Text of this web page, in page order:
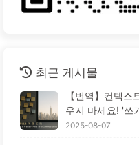
최근 게시물
【번역】컨텍
우지 마세요! '쓰
란을 피하고, 소
2025-08-07